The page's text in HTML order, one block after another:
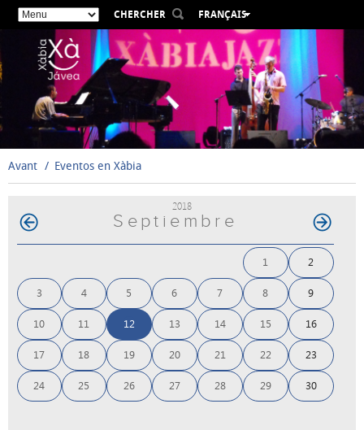
CHERCHER
FRANÇAIS
ESPAÑOL
VALENCIÀ
ENGLISH
DEUTSCH
РУССКИЙ
Avant Eventos en Xàbia
2018
Septiembre
1 2
3 4 5 6 7 8 9
10 11 12 13 14 15 16
17 18 19 20 21 22 23
24 25 26 27 28 29 30